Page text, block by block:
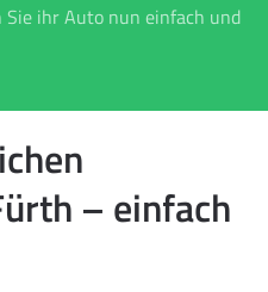
Sie ihr Auto nun einfach und
– einfach